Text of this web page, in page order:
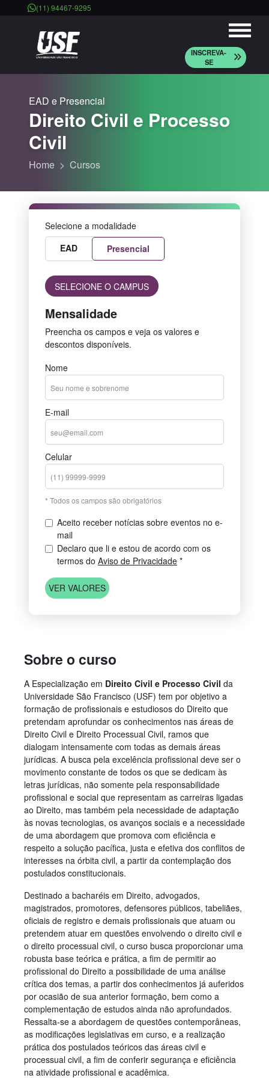
(11) 94467-9295
INSCREVA-
SE
EAD e Presencial
Direito Civil e Processo
Civil
Home Cursos
Selecione a modalidade
EAD
Presencial
SELECIONE O CAMPUS
Mensalidade
Preencha os campos e veja os valores e
descontos disponíveis.
Nome
E-mail
Celular
* Todos os campos são obrigatórios
Aceito receber notícias sobre eventos no e-
mail
Declaro que li e estou de acordo com os
termos do Aviso de Privacidade *
VER VALORES
Sobre o curso
A Especialização em Direito Civil e Processo Civil da
Universidade São Francisco (USF) tem por objetivo a
formação de profissionais e estudiosos do Direito que
pretendam aprofundar os conhecimentos nas áreas de
Direito Civil e Direito Processual Civil, ramos que
dialogam intensamente com todas as demais áreas
jurídicas. A busca pela excelência profissional deve ser o
movimento constante de todos os que se dedicam às
letras jurídicas, não somente pela responsabilidade
profissional e social que representam as carreiras ligadas
ao Direito, mas também pela necessidade de adaptação
às novas tecnologias, os avanços sociais e a necessidade
de uma abordagem que promova com eficiência e
respeito a solução pacífica, justa e efetiva dos conflitos de
interesses na órbita civil, a partir da contemplação dos
postulados constitucionais.
Destinado a bacharéis em Direito, advogados,
magistrados, promotores, defensores públicos, tabeliães,
oficiais de registro e demais profissionais que atuam ou
pretendem atuar em questões envolvendo o direito civil e
o direito processual civil, o curso busca proporcionar uma
robusta base teórica e prática, a fim de permitir ao
profissional do Direito a possibilidade de uma análise
crítica dos temas, a partir dos conhecimentos já auferidos
por ocasião de sua anterior formação, bem como a
complementação de estudos ainda não aprofundados.
Ressalta-se a abordagem de questões contemporâneas,
as modificações legislativas em curso, e a realização
prática dos postulados teóricos das áreas civil e
processual civil, a fim de conferir segurança e eficiência
na atividade profissional e acadêmica.